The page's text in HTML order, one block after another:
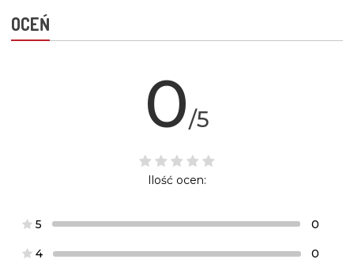
OCEŃ
0/5
Ilość ocen:
5 0
4 0